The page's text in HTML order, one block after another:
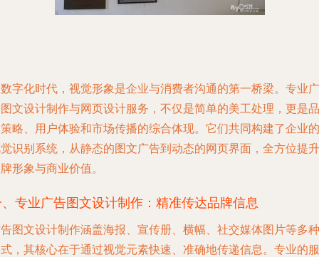
字化时代，视觉形象是企业与消费者沟通的第一桥梁。专业广
文设计制作与网页设计服务，不仅是简单的美工处理，更是品
略、用户体验和市场传播的综合体现。它们共同构建了企业的
识别系统，从静态的图文广告到动态的网页界面，全方位提升
形象与商业价值。
专业广告图文设计制作：精准传达品牌信息
图文设计制作涵盖海报、宣传册、横幅、社交媒体图片等多种
，其核心在于通过视觉元素快速、准确地传递信息。专业的服